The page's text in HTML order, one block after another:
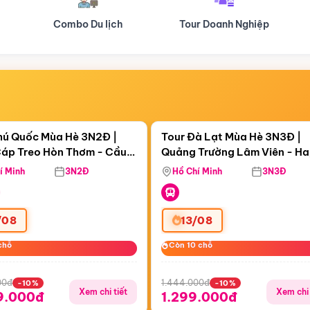
Tour Doanh Nghiệp Du lịch Hành Hương
04:04:28
Treo Hòn Thơm
Quốc Mùa Hè 3N2Đ |
Treo Hòn Thơm - Cầu
Viên Nước Aquatopia
Minh 3N2Đ
-10%
Xem chi tiết
Còn05 ngày 04:04:28
Tour Đà Lạt Mùa Hè 3N3Đ |
Quảng Trường Lâm Viên -
Hill - Puppy Farm
Hồ Chí Minh 3N3Đ
13/08
Còn 10 chỗ
Còn 10 chỗ
1.444.000đ -10%
1.299.000đ Xem